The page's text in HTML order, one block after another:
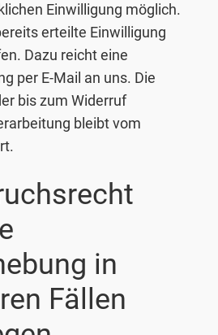
Einwilligung möglich.
erteilte Einwilligung
Dazu reicht eine
per E-Mail an uns. Die
bis zum Widerruf
bleibt vom
in
Fällen